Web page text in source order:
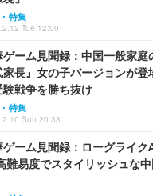
特集
Tue 12:00
ゲーム見聞録：中国一般家庭
家長』女の子バージョンが登
験戦争を勝ち抜け
特集
Sun 20:33
ゲーム見聞録：ローグライ
難易度でスタイリッシュな